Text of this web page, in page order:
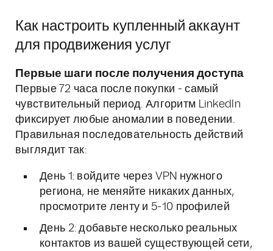
Как настроить купленный аккаунт
для продвижения услуг
Первые шаги после получения доступа
Первые 72 часа после покупки - самый
чувствительный период. Алгоритм LinkedIn
фиксирует любые аномалии в поведении.
Правильная последовательность действий
выглядит так:
День 1: войдите через VPN нужного
региона, не меняйте никаких данных,
просмотрите ленту и 5-10 профилей
День 2: добавьте несколько реальных
контактов из вашей существующей сети,